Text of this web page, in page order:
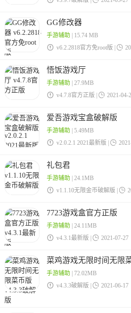
GG修改器
手游辅助| 15.74 MB
 v6.2.2818官方免root版 | 
悟饭游戏厅
手游辅助| 27.9MB
 v4.7.8官方正版 |  2021-04-
爱吾游戏宝盒破解版
手游辅助| 5.49MB
 v2.0.2.1 2021最新版 | 
礼包君
手游辅助| 24.1MB
 v1.1.10无限金币破解版 | 
7723游戏盒官方正版
手游辅助| 24.11MB
 v4.3.1最新版 |  2021-07-27
菜鸡游戏无限时间无限
手游辅助| 72.02MB
 v4.3.3破解版 |  2021-06-17